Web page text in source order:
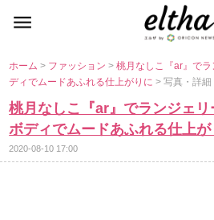
ホーム> ファッション>桃月なしこ『ar』で
ディでムードあふれる仕上がりに> 写真・詳細
桃月なしこ『ar』でランジェ
ボディでムードあふれる仕上が
2020-08-10 17:00